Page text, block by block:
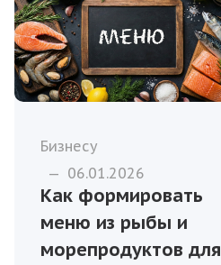
Бизнесу
— 06.01.2026
Как формировать
меню из рыбы и
морепродуктов для